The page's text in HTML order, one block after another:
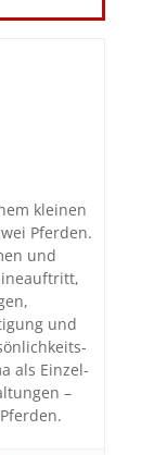
kleinen
Pferden.
und
und
als Einzel-
–